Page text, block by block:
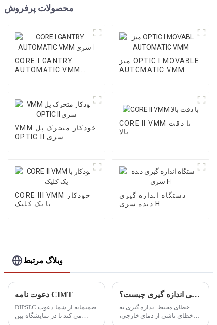
محصولات پرفروش
CORE I GANTRY
AUTOMATIC VMM
میز OPTIC I MOVABLE
AUTOMATIC VMM
VMM خودکار متحرک پل
OPTIC II سری
CORE II VMM با دقت
بالا
CORE III VMM خودکار
با یک کلیک
دستگاه اندازه گیری
دنده سری H
وبلاگ مرتبط
دعوت نامه CIMT
DIPSEC صمیمانه از شما دعوت
می کند تا در نمایشگاه بین
خطای محیطی اندازه گیری چیست؟
خطای محیط اندازه گیری به
خطای ناشی از دمای خارجی،